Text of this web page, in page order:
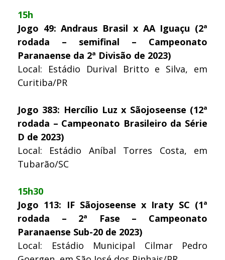
15h
Jogo 49: Andraus Brasil x AA Iguaçu (2ª
rodada – semifinal – Campeonato
Paranaense da 2ª Divisão de 2023)
Local: Estádio Durival Britto e Silva, em
Curitiba/PR
Jogo 383: Hercílio Luz x Sãojoseense (12ª
rodada – Campeonato Brasileiro da Série
D de 2023)
Local: Estádio Aníbal Torres Costa, em
Tubarão/SC
15h30
Jogo 113: IF Sãojoseense x Iraty SC (1ª
rodada – 2ª Fase – Campeonato
Paranaense Sub-20 de 2023)
Local: Estádio Municipal Cilmar Pedro